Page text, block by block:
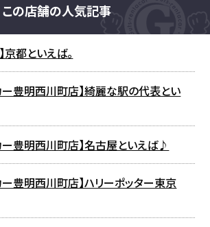
この店舗の人気記事
京都といえば。
ー豊明西川町店】綺麗な駅の代表とい
ー豊明西川町店】名古屋といえば♪
ー豊明西川町店】ハリーポッター東京